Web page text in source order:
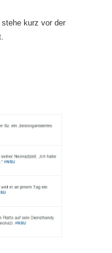
kurz vor der